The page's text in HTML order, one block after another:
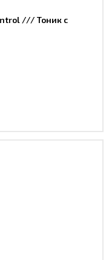
/// Тоник c